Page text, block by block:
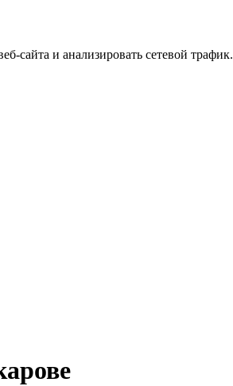
сайта и анализировать сетевой трафик.